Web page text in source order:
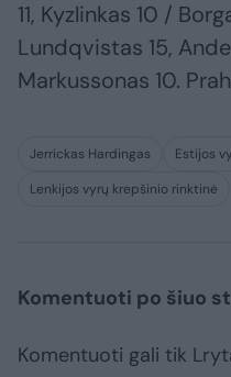
11, Kyzlinkas 10 /
Lundqvistas 15,
Markussonas 10.
Jerrickas Hardingas
Estijos
Lenkijos vyrų krepšinio rinktinė
Komentuoti po šiuo
Komentuoti gali tik